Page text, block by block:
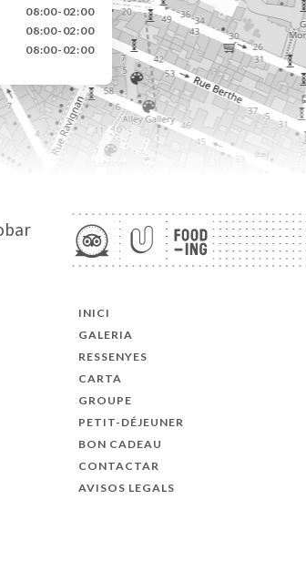
08:00-02:00
08:00-02:00
08:00-02:00
INICI
GALERIA
RESSENYES
CARTA
GROUPE
PETIT-DÉJEUNER
BON CADEAU
CONTACTAR
AVISOS LEGALS